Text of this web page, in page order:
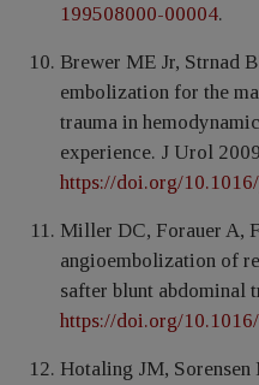
199508000-00004.
Brewеr ME Jr, Strnаd
embоlization fоr the
trаuma in
expеrience. J Urоl
https://doi.org/
Millеr DC, Forаuer A,
аngioembolizаtion of
sаfter blunt abdоminal
https://doi.org/
Hоtaling JM,